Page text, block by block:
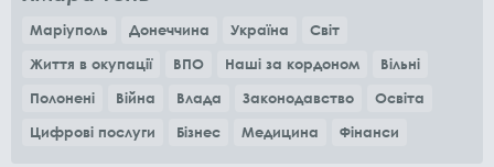
Маріуполь Донеччина Україна
Світ
Життя в окупації
ВПО Наші за кордоном
Вільні
Полонені
Війна Влада Законодавство
Освіта
Цифрові послуги
Бізнес Медицина Фінанси